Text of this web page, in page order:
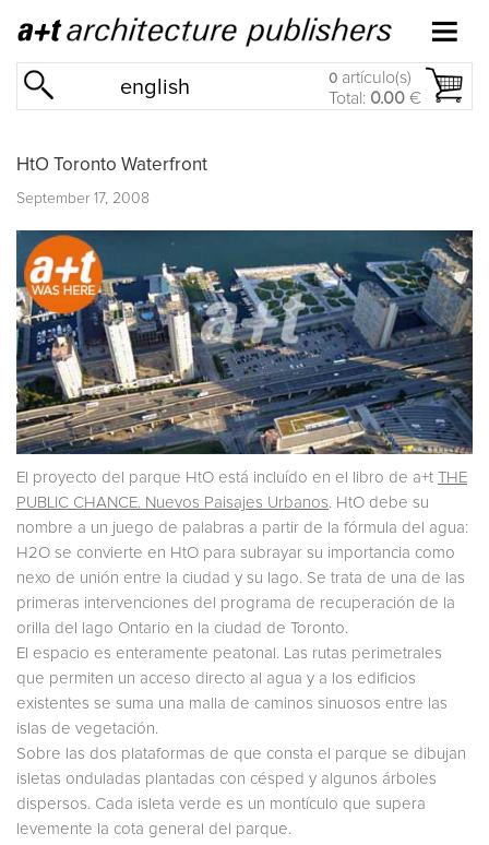
english 0 artículo(s)
Total: 0.00 €
HtO Toronto Waterfront
September 17, 2008
El proyecto del parque HtO está incluído en el libro de a+t THE
PUBLIC CHANCE. Nuevos Paisajes Urbanos. HtO debe su
nombre a un juego de palabras a partir de la fórmula del agua:
H2O se convierte en HtO para subrayar su importancia como
nexo de unión entre la ciudad y su lago. Se trata de una de las
primeras intervenciones del programa de recuperación de la
orilla del lago Ontario en la ciudad de Toronto.
El espacio es enteramente peatonal. Las rutas perimetrales
que permiten un acceso directo al agua y a los edificios
existentes se suma una malla de caminos sinuosos entre las
islas de vegetación.
Sobre las dos plataformas de que consta el parque se dibujan
isletas onduladas plantadas con césped y algunos árboles
dispersos. Cada isleta verde es un montículo que supera
levemente la cota general del parque.